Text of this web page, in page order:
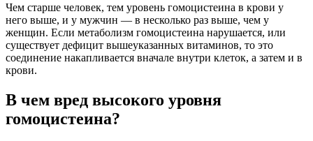
Чем старше человек, тем уровень гомоцистеина в крови у
него выше, и у мужчин — в несколько раз выше, чем у
женщин. Если метаболизм гомоцистеина нарушается, или
существует дефицит вышеуказанных витаминов, то это
соединение накапливается вначале внутри клеток, а затем и в
крови.
В чем вред высокого уровня
гомоцистеина?